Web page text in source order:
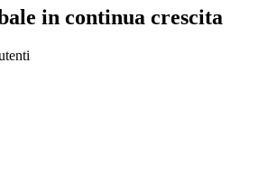
in continua crescita